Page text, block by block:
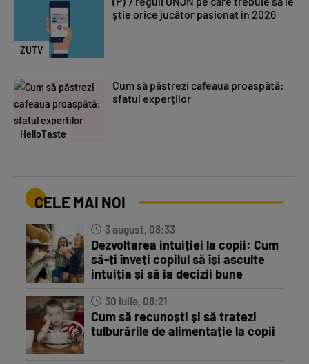
ZUTV
știe orice jucător pasionat în 2026
HelloTaste
Cum să păstrezi cafeaua proaspătă:
sfatul experților
CELE MAI NOI
3 august, 08:33
Dezvoltarea intuiției la copii: Cum
să-ți înveți copilul să își asculte
intuiția și să ia decizii bune
30 iulie, 08:21
Cum să recunoști și să tratezi
tulburările de alimentație la copii